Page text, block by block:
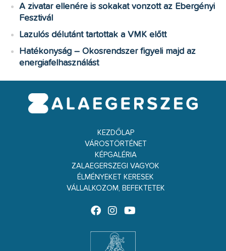
A zivatar ellenére is sokakat vonzott az Ebergényi
Fesztivál
Lazulós délutánt tartottak a VMK előtt
Hatékonyság – Okosrendszer figyeli majd az
energiafelhasználást
KEZDŐLAP
VÁROSTÖRTÉNET
KÉPGALÉRIA
ZALAEGERSZEGI VAGYOK
ÉLMÉNYEKET KERESEK
VÁLLALKOZOM, BEFEKTETEK